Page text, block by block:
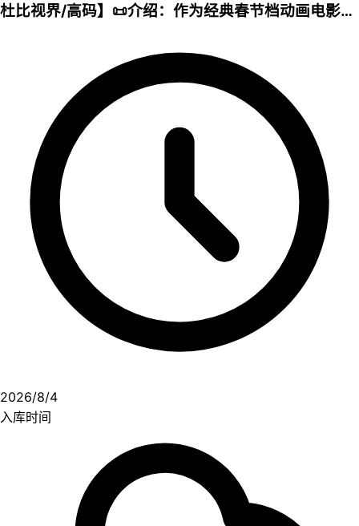
杜比视界/高码】📜介绍：作为经典春节档动画电影，
强偶遇可爱年兽年年，三人意外获得年兽神力，熊大
却失去往日优势。一行人踏入奇幻的年关城，携手对
抗邪恶势力，在惊险又欢乐的冒险中，守护人间年味
与团圆。影片趣味十足，满是温情，是适合全家观看
的合家欢佳作。💾夸克网盘📁 大小：N🏷️标签：
#quark #leoziyuan #熊出没·年年有熊 #动画电影 #
春节档影片 #亲子观影⬇️【评论区可搜索】 | 🔍网盘专
2026/8/4
入库时间